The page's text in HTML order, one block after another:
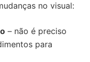
no visual:
– não é preciso
para